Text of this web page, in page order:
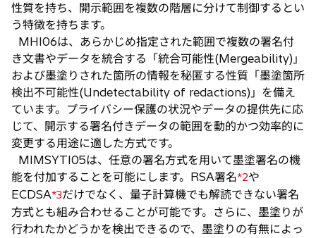
性質を持ち、開示範囲を複数の階層に分けて制御するとい
う特徴を持ちます。
MHI06は、あらかじめ指定された範囲で複数の署名付
き文書やデータを統合する「統合可能性(Mergeability)」
および墨塗りされた箇所の情報を秘匿する性質「墨塗箇所
検出不可能性(Undetectability of redactions)」を備え
ています。プライバシー保護の状況やデータの提供先に応
じて、開示する署名付きデータの範囲を動的かつ効率的に
変更する用途に適した方式です。
MIMSYTI05は、任意の署名方式を用いて墨塗署名の機
能を付加することを可能にします。RSA署名*2や
ECDSA*3だけでなく、量子計算機でも解読できない署名
方式とも組み合わせることが可能です。さらに、墨塗りが
行われたかどうかを検出できるので、墨塗りの有無によっ